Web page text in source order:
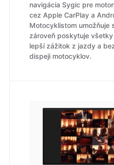
navigácia Sygic pre
cez Apple CarPlay a
Motocyklistom umožňuje
zároveň poskytuje
lepší zážitok z jazdy a
dispeji motocyklov.